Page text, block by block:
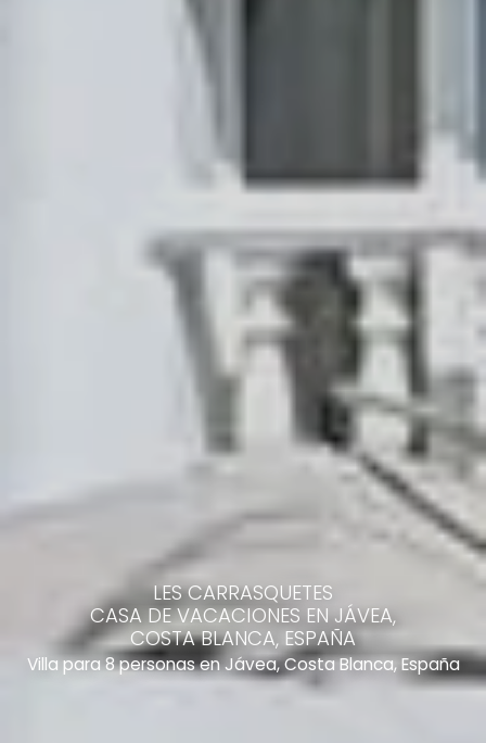
LES CARRASQUETES
CASA DE VACACIONES EN JÁVEA,
COSTA BLANCA, ESPAÑA
Villa para 8 personas en Jávea, Costa Blanca, España